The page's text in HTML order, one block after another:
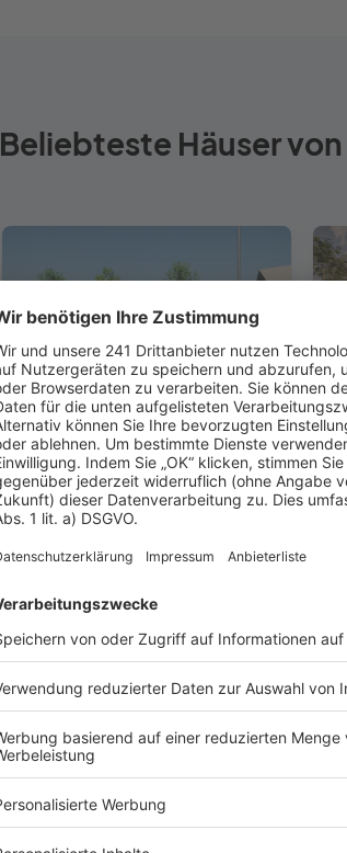
Beliebteste Häuser
Jubiläumshaus Bungalow mit Flachdach
Holz & Dach Living
Ausbauhaus
Wohnfläche
Weitere Häuser von